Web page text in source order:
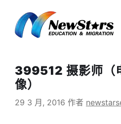
399512 摄影师（
像）
29 3 月, 2016 作者